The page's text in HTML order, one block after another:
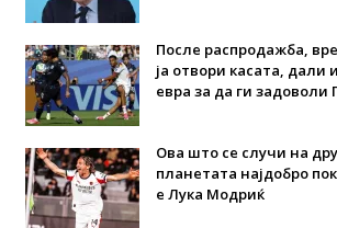
После распродажба,
ја отвори касата, дали
евра за да ги задоволи
Ова што се случи на
планетата најдобро
е Лука Модриќ